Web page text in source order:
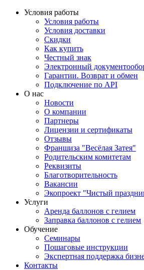
Условия работы
Условия работы
Условия доставки
Скидки
Как купить
Честный знак
Электронный
Гарантии. Возврат и обмен
Подключение по API
О нас
Новости
О компании
Партнеры
Лицензии и сертификаты
Отзывы
Франшиза "Весёлая Затея"
Родительским комитетам
Реквизиты
Благотворительность
Вакансии
Экопроект "Чистый
Услуги
Аренда баллонов с гелием
Заправка баллонов с гелием
Обучение
Семинары
Пошаговые инструкции
Экспертная поддержка
Контакты